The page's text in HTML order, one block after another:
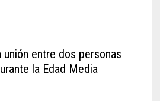
entre dos personas
la Edad Media